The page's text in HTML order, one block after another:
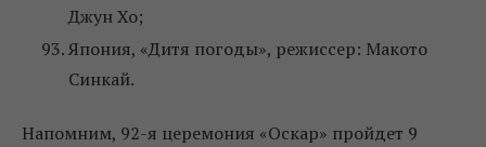
Джун Хо;
Япония, «Дитя погоды», режиссер: Макото
Синкай.
Напомним, 92-я церемония «Оскар» пройдет 9